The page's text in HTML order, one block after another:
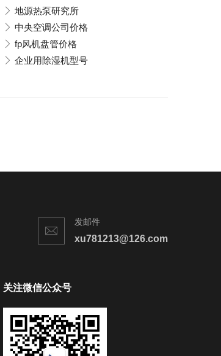
地源热泵研究所
中央空调公司价格
fp风机盘管价格
企业用除湿机型号
发邮件
xu781213@126.com
关注微信公众号